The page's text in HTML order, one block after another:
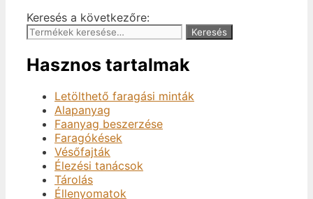
Keresés a következőre:
Keresés
Hasznos tartalmak
Letölthető faragási minták
Alapanyag
Faanyag beszerzése
Faragókések
Vésőfajták
Élezési tanácsok
Tárolás
Éllenyomatok